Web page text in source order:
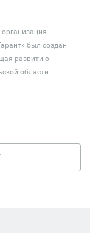
был создан
развитию
области